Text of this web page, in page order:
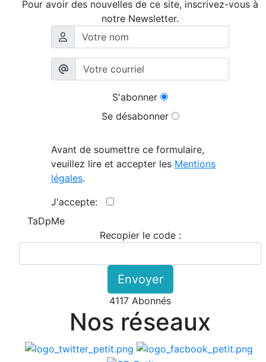
Pour avoir des nouvelles de ce site, inscrivez-vous à
notre Newsletter.
S'abonner
Se désabonner
Avant de soumettre ce formulaire,
veuillez lire et accepter les Mentions
légales.
J'accepte:
TaDpMe
Recopier le code :
Envoyer
4117 Abonnés
Nos réseaux